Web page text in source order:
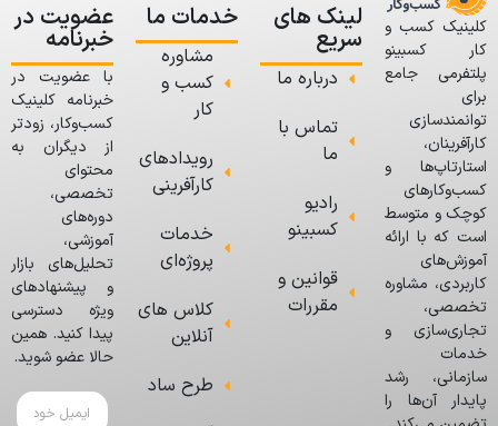
کلینیک کسب و
کار کسبینو
پلتفرمی جامع
برای
توانمندسازی
کارآفرینان،
استارتاپ‌ها و
کسب‌وکارهای
کوچک و متوسط
است که با ارائه
آموزش‌های
کاربردی، مشاوره
تخصصی،
تجاری‌سازی و
خدمات
سازمانی، رشد
پایدار آن‌ها را
لینک های
سریع
درباره ما
تماس با
ما
رادیو
کسبینو
قوانین و
مقررات
خدمات ما
مشاوره
کسب و
کار
رویدادهای
کارآفرینی
خدمات
پروژه‌ای
کلاس های
آنلاین
طرح ساد
عضویت در
خبرنامه
با عضویت در
خبرنامه کلینیک
کسب‌وکار، زودتر
از دیگران به
محتوای
تخصصی،
دوره‌های
آموزشی،
تحلیل‌های بازار
و پیشنهادهای
ویژه دسترسی
پیدا کنید. همین
حالا عضو شوید.